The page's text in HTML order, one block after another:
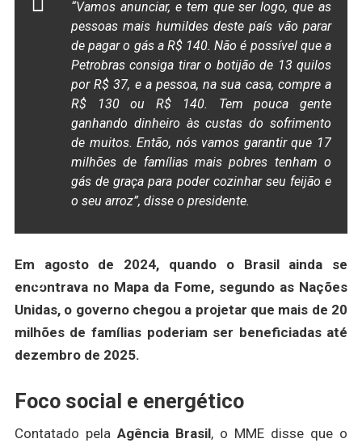
“Vamos anunciar, e tem que ser logo, que as
pessoas mais humildes deste país vão parar
de pagar o gás a R$ 140. Não é possível que a
Petrobras consiga tirar o botijão de 13 quilos
por R$ 37, e a pessoa, na sua casa, compre a
R$ 130 ou R$ 140. Tem pouca gente
ganhando dinheiro às custas do sofrimento
de muitos. Então, nós vamos garantir que 17
milhões de famílias mais pobres tenham o
gás de graça para poder cozinhar seu feijão e
o seu arroz”, disse o presidente.
Em agosto de 2024, quando o Brasil ainda se
encontrava no Mapa da Fome, segundo as Nações
Unidas, o governo chegou a projetar que mais de 20
milhões de famílias poderiam ser beneficiadas até
dezembro de 2025.
Foco social e energético
Contatado pela Agência Brasil, o MME disse que o